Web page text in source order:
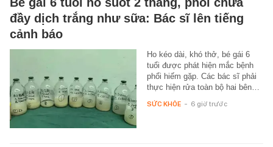
đầy dịch trắng như sữa: Bác sĩ lên tiếng
cảnh báo
Ho kéo dài, khó thở, bé gái 6
tuổi được phát hiện mắc bệnh
phổi hiếm gặp. Các bác sĩ phải
thực hiện rửa toàn bộ hai bên…
SỨC KHỎE - 6 giờ trước